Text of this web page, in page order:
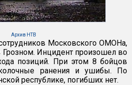
Архив НТВ
Московского ОМОНа,
Грозном. Инцидент произошел во
позиций. При этом 8 бойцов
ранения и ушибы. По
республике, погибших нет.